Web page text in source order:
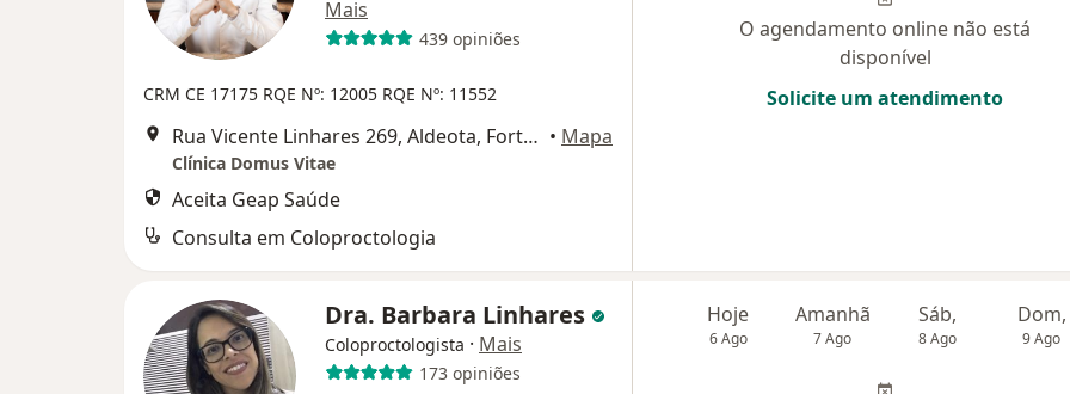
Mais
439 opiniões
CRM CE 17175 RQE Nº: 12005 RQE Nº: 11552
Rua Vicente Linhares 269, Aldeota, Fortaleza • Mapa
Clínica Domus Vitae
Aceita Geap Saúde
Consulta em Coloproctologia
O agendamento online não está
disponível
Solicite um atendimento
Dra. Barbara Linhares
Coloproctologista · Mais
173 opiniões
Hoje
6 Ago
Amanhã
7 Ago
Sáb,
8 Ago
Dom,
9 Ago